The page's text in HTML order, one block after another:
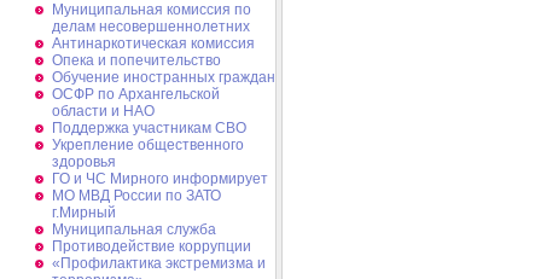
Муниципальная комиссия по
делам несовершеннолетних
Антинаркотическая комиссия
Опека и попечительство
Обучение иностранных граждан
ОСФР по Архангельской
области и НАО
Поддержка участникам СВО
Укрепление общественного
здоровья
ГО и ЧС Мирного информирует
МО МВД России по ЗАТО
г.Мирный
Муниципальная cлужба
Противодействие коррупции
«Профилактика экстремизма и